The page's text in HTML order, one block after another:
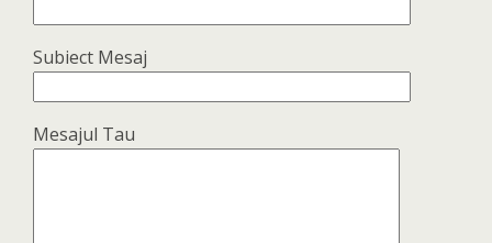
Subiect Mesaj
Mesajul Tau